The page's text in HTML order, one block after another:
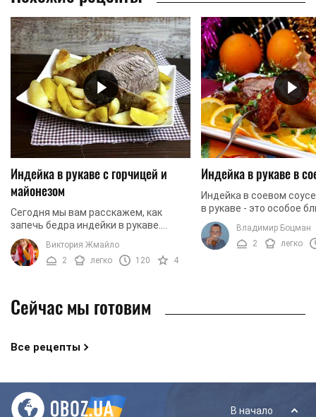
Индейка в рукаве с горчицей и
майонезом
Сегодня мы вам расскажем, как
запечь бедра индейки в рукаве.
Блюдо не сложное в приготовлении.
Однако, для того, чтобы мясо
получилось нежным, сочным ...
Виктория Жмайло
2
легко 120 4
Индейка в рукаве в
Индейка в соевом
в рукаве - это особое
сочетает в себе
остроту, а также
мягкость ...
Владимир Боцман
2
легко
Сейчас мы готовим
Все рецепты
В начало